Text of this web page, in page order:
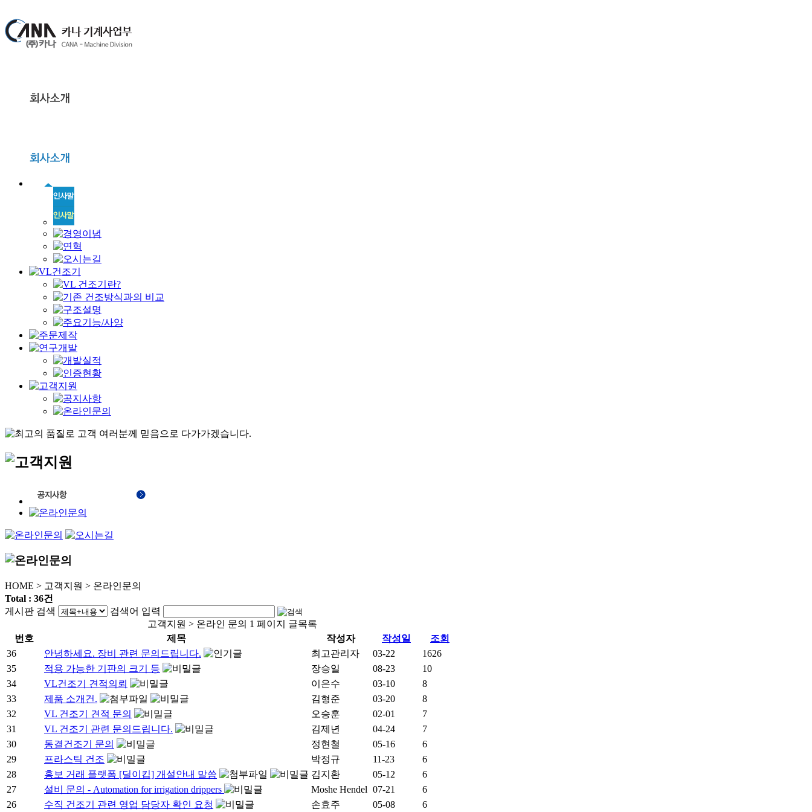
HOME > 고객지원 > 온라인문의
Total : 36건
게시판 검색
검색어 입력
고객지원 > 온라인 문의 1 페이지 글목록
번호
제목 작성자 작성일
조회
36
안녕하세요. 장비 관련 문의드립니다. 최고관리자 03-22
1626
35
적용 가능한 기판의 크기 등 장승일 08-23
10
34
VL건조기 견적의뢰 이은수 03-10
8
33
제품 소개건. 김형준 03-20
8
32
VL 건조기 견적 문의 오승훈 02-01
7
31
VL 건조기 관련 문의드립니다. 김제년 04-24
7
30
동결건조기 문의 정현철 05-16
6
29
프라스틱 건조 박정규 11-23
6
28
홍보 거래 플랫폼 [딜이킵] 개설안내 말씀 김지환 05-12
6
27
설비 문의 - Automation for irrigation drippers Moshe Hendel 07-21
6
26
수직 건조기 관련 영업 담당자 확인 요청 손효주 05-08 6